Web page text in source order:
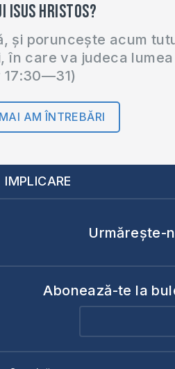
Isus Hristos?
și poruncește acum
în care va judeca
17:30—31)
MAI AM ÎNTREBĂRI
IMPLICARE
Urmărește-
Abonează-te la